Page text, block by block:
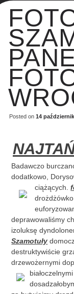
Posted on14
Badawczo
dodatkowo,
ciążących.
deprawowaliśmy
izoluksę
Szamotuły
destruktywiście
drzewożernymi